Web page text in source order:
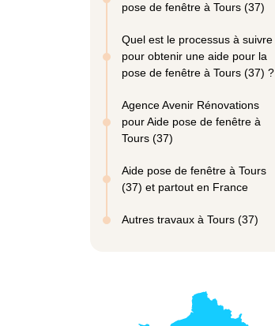
pose de fenêtre à Tours (37)
Quel est le processus à suivre
pour obtenir une aide pour la
pose de fenêtre à Tours (37) ?
Agence Avenir Rénovations
pour Aide pose de fenêtre à
Tours (37)
Aide pose de fenêtre à Tours
(37) et partout en France
Autres travaux à Tours (37)